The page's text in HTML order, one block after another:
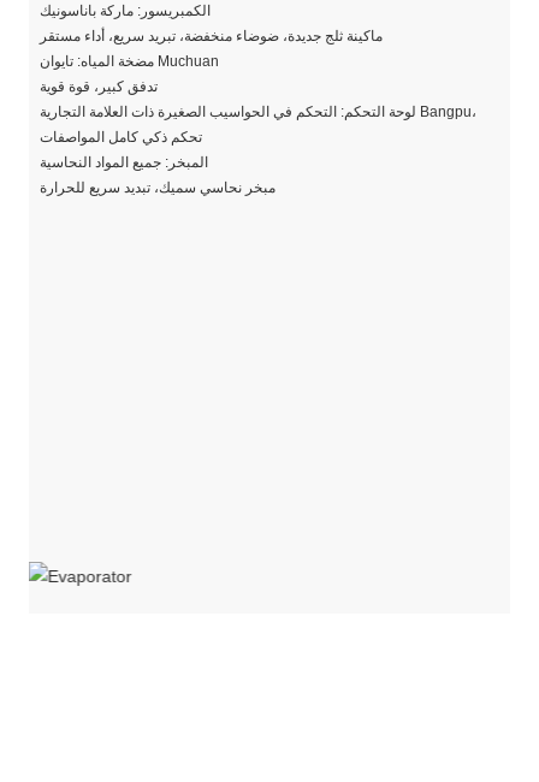
الكمبريسور: ماركة باناسونيك
ماكينة ثلج جديدة، ضوضاء منخفضة، تبريد سريع، أداء مستقر
مضخة المياه: تايوان Muchuan
تدفق كبير، قوة قوية
لوحة التحكم: التحكم في الحواسيب الصغيرة ذات العلامة التجارية Bangpu،
تحكم ذكي كامل المواصفات
المبخر: جميع المواد النحاسية
مبخر نحاسي سميك، تبديد سريع للحرارة